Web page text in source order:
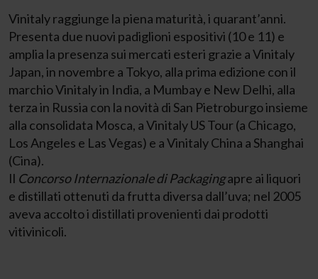
Vinitaly raggiunge la piena maturità, i quarant’anni.
Presenta due nuovi padiglioni espositivi (10 e 11) e
amplia la presenza sui mercati esteri grazie a Vinitaly
Japan, in novembre a Tokyo, alla prima edizione con il
marchio Vinitaly in India, a Mumbay e New Delhi, alla
terza in Russia con la novità di San Pietroburgo insieme
alla consolidata Mosca, a Vinitaly US Tour (a Chicago,
Los Angeles e Las Vegas) e a Vinitaly China a Shanghai
(Cina).
Il Concorso Internazionale di Packagingapre ai liquori
e distillati ottenuti da frutta diversa dall’uva; nel 2005
aveva accolto i distillati provenienti dai prodotti
vitivinicoli.